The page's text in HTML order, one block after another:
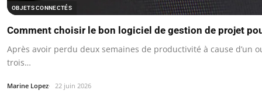
OBJETS CONNECTÉS
Comment choisir le bon logiciel de gestion de projet
Après avoir perdu deux semaines de productivité à cause d’un
trois…
Marine Lopez 22 juin 2026